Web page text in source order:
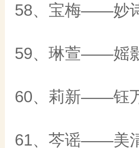
58、宝梅——妙
59、琳萱——媱
60、莉新——钰
61、芩谣——美